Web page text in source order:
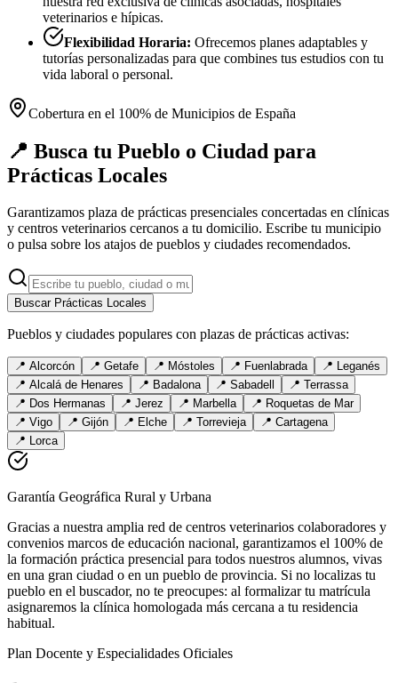
veterinarios e hípicas.
Flexibilidad Horaria: Ofrecemos planes adaptables y
tutorías personalizadas para que combines tus estudios con tu
vida laboral o personal.
Cobertura en el 100% de Municipios de España
📍 Busca tu Pueblo o Ciudad para
Prácticas Locales
Garantizamos plaza de prácticas presenciales concertadas en clínicas
y centros veterinarios cercanos a tu domicilio. Escribe tu municipio
o pulsa sobre los atajos de pueblos y ciudades recomendados.
Buscar Prácticas Locales
Pueblos y ciudades populares con plazas de prácticas activas:
📍 Alcorcón 📍 Getafe 📍 Móstoles 📍 Fuenlabrada 📍 Leganés
📍 Alcalá de Henares 📍 Badalona 📍 Sabadell 📍 Terrassa
📍 Dos Hermanas 📍 Jerez 📍 Marbella 📍 Roquetas de Mar
📍 Vigo 📍 Gijón 📍 Elche 📍 Torrevieja 📍 Cartagena
📍 Lorca
Garantía Geográfica Rural y Urbana
Gracias a nuestra amplia red de centros veterinarios colaboradores y
convenios marcos de educación nacional, garantizamos el 100% de
la formación práctica presencial para todos nuestros alumnos, vivas
en una gran ciudad o en un pueblo de provincia. Si no localizas tu
pueblo en el buscador, no te preocupes: al formalizar tu matrícula
asignaremos la clínica homologada más cercana a tu residencia
habitual.
Plan Docente y Especialidades Oficiales